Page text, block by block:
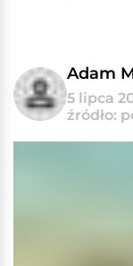
Adam
5 lipca
źródło: